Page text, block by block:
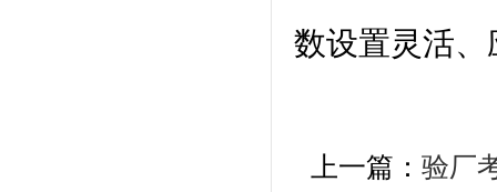
数设置灵活
上一篇： 验厂